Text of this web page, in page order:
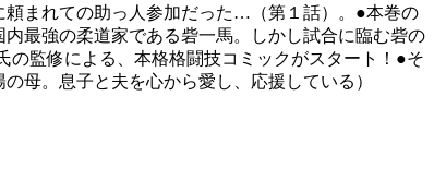
頼まれての助っ人参加だった…（第１話）。●本巻の
最強の柔道家である砦一馬。しかし試合に臨む砦の
監修による、本格格闘技コミックがスタート！●そ
母。息子と夫を心から愛し、応援している）